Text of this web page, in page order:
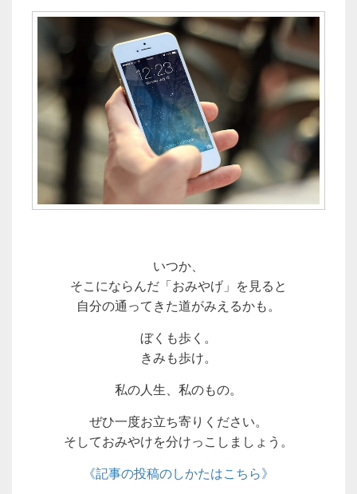
いつか、
そこにならんだ「おみやげ」を見ると
自分の通ってきた道がみえるかも。
ぼくも歩く。
きみも歩け。
私の人生、私のもの。
ぜひ一度お立ち寄りください。
そしておみやけを分けっこしましょう。
《記事の投稿のしかたはこちら》